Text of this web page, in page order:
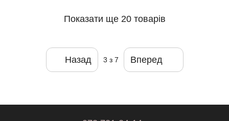
Показати ще 20 товарів
Назад 3 з 7 Вперед